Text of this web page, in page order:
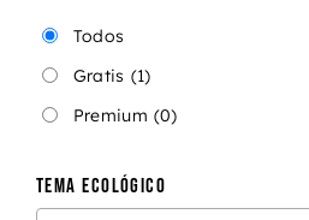
Todos
Gratis (1)
Premium (0)
TEMA ECOLÓGICO